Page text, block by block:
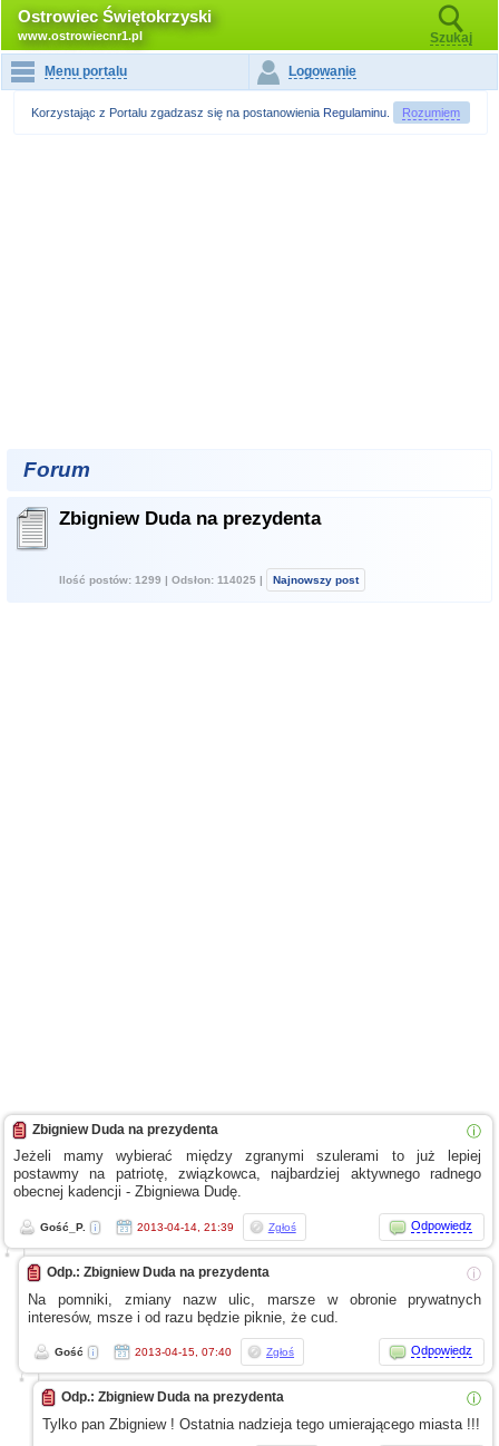
Ostrowiec Świętokrzyski
www.ostrowiecnr1.pl Szukaj
Menu portalu Logowanie
Korzystając z Portalu zgadzasz się na postanowienia Regulaminu Rozumiem
Forum
Zbigniew Duda na prezydenta
Ilość postów: 1299 | Odsłon: 114025 | Najnowszy post
ⓘ
Zbigniew Duda na prezydenta
Jeżeli mamy wybierać między zgranymi szulerami to już lepiej
postawmy na patriotę, związkowca, najbardziej aktywnego radnego
obecnej kadencji - Zbigniewa Dudę.
Gość_P. 2013-04-14, 21:39 Zgłoś Odpowiedz
ⓘ
Odp.: Zbigniew Duda na prezydenta
Na pomniki, zmiany nazw ulic, marsze w obronieprywatnych
interesów, mszei od razu będzie piknie, że cud.
Gość 2013-04-15, 07:40 Zgłoś Odpowiedz
ⓘ
Odp.: Zbigniew Duda na prezydenta
Tylko pan Zbigniew ! Ostatnia nadzieja tego umierającego miasta !!!